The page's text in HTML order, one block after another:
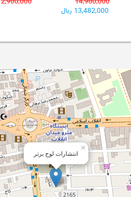
13,482,000 ریال
انتشارات لوح برتر
×